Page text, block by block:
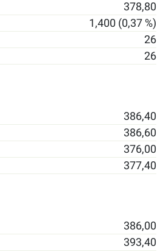
378,80
1,400 (0,37 %)
26
26
386,40
386,60
376,00
377,40
386,00
393,40